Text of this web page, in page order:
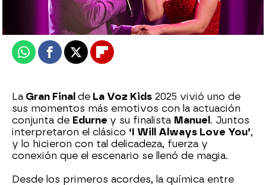
Publicado:20 de julio de 2025, 00:46
WhatsappFacebook
X Flipboard
La Gran Final de La Voz Kids 2025 vivió uno de
sus momentos más emotivos con la actuación
conjunta de Edurne y su finalista Manuel . Juntos
interpretaron el clásico ‘I Will Always Love You’,
y lo hicieron con tal delicadeza, fuerza y
conexión que el escenario se llenó de magia.
Desde los primeros acordes, la química entre